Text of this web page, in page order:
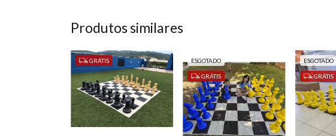
Produtos similares
GRÁTIS ESGOTADO
GRÁTIS
ESGOTADO
GRÁTIS